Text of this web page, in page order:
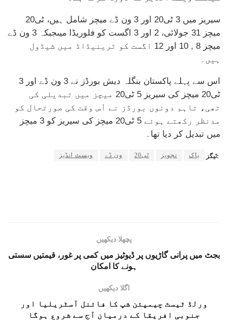
سیریز میں 3 ٹی20 اور 3 ون ڈے میچز شامل ہیں، ٹی20
میچز 31 جولائی، 2 اور 3 اگست کو فلوریڈا میںجبکہ 3 ون ڈے
میچز 8 , 10 اور 12 اگست کو ٹرینیڈاڈ میں شیڈول
ہیں۔
اس سے پہلے پاکستان بنگلہ دیش بورڈز نے 3 ون ڈے اور 3
ٹی20 میچز کی سیریز 5 ٹی20 میچز میں تبدیلی کی
تھی، تاہم دونوں بورڈز نے اْس وقت کی صورتحال کو
مدنظر رکھتے ہوئے 5 ٹی20 میچز کی سیریز کو 3 میچز
میں تبدیل کر دیا تھا۔
ٹیگز: پاک تجویز ٹی20 ون ڈے ویسٹ انڈیز
پچھلا دیکھیں
بجٹ میں پرانی گاڑیوں پر ڈیوٹیز میں کمی پر غور، قیمتیں سستی
ہونے کا امکان
اگلا دیکھیں
ورلڈ ٹیسٹ چیمپئن شپ کا فائنل آسٹریلیا اور
جنوبی افریقا کے درمیان آج سے شروع ہوگا